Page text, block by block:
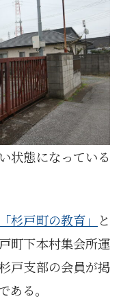
状態になっている
「杉戸町の教育」
と
町下本村集会所運
戸支部の会員が掲
る。